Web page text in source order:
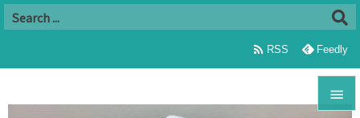

 RSS Feedly